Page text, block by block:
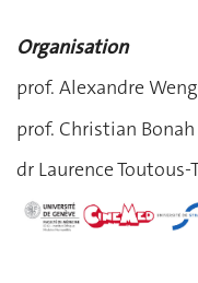
Organisation
prof. Alexandre
prof. Christian Bonah
dr Laurence Toutous-